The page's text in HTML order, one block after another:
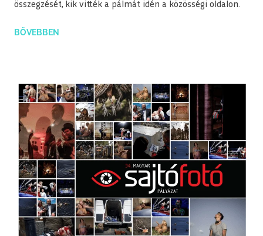
összegzését, kik vitték a pálmát idén a közösségi oldalon.
BŐVEBBEN